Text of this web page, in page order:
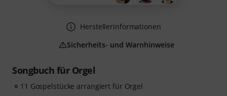
Songbuch für Orgel
11 Gospelstücke arrangiert für Orgel
Herstellerinformationen
Sicherheits- und Warnhinweise